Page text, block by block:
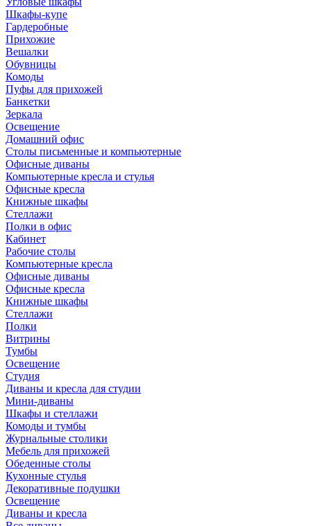
Шкафы-купе
Гардеробные
Прихожие
Вешалки
Обувницы
Комоды
Пуфы для прихожей
Банкетки
Зеркала
Освещение
Домашний офис
Столы письменные и компьютерные
Офисные диваны
Компьютерные кресла и стулья
Офисные кресла
Книжные шкафы
Стеллажи
Полки в офис
Кабинет
Рабочие столы
Компьютерные кресла
Офисные диваны
Офисные кресла
Книжные шкафы
Стеллажи
Полки
Витрины
Тумбы
Освещение
Студия
Диваны и кресла для студии
Мини-диваны
Шкафы и стеллажи
Комоды и тумбы
Журнальные столики
Мебель для прихожей
Обеденные столы
Кухонные стулья
Декоративные подушки
Освещение
Диваны и кресла